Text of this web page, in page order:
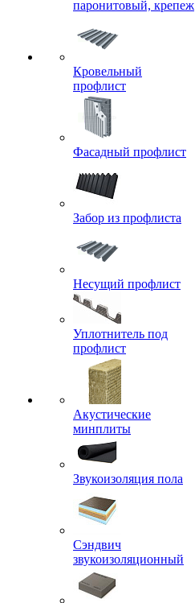
паронитовый, крепеж
Кровельный
профлист
Фасадный профлист
Забор из профлиста
Несущий профлист
Уплотнитель под
профлист
Акустические
минплиты
Звукоизоляция пола
Сэндвич
звукоизоляционный